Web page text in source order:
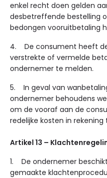
enkel recht doen gelden
desbetreffende bestelling
bedongen vooruitbetaling
4. De consument heeft
verstrekte of vermelde
ondernemer te melden.
5. In geval van
ondernemer behoudens
om de vooraf aan de
redelijke kosten in rekening
Artikel 13 –
1. De ondernemer
gemaakte